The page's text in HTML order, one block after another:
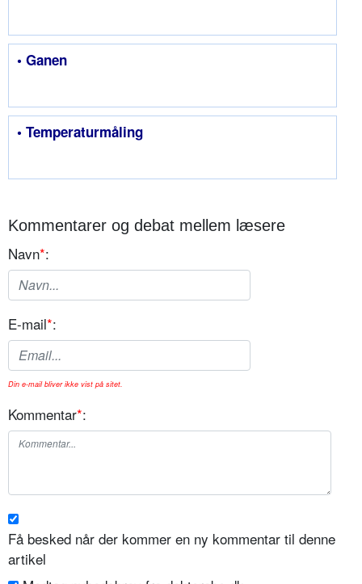
• Ganen
• Temperaturmåling
Kommentarer og debat mellem læsere
Navn*:
E-mail*:
Din e-mail bliver ikke vist på sitet.
Kommentar*:
Få besked når der kommer en ny kommentar til denne
artikel